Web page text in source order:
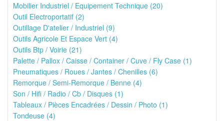
Mobilier Industriel / Equipement Technique (20)
Outil Electroportatif (2)
Outillage D'atelier / Industriel (9)
Outils Agricole Et Espace Vert (4)
Outils Btp / Voirie (21)
Palette / Pallox / Caisse / Container / Cuve / Fly Case (1)
Pneumatiques / Roues / Jantes / Chenilles (6)
Remorque / Semi-Remorque / Benne (4)
Son / Hifi / Radio / Cb / Disques (1)
Tableaux / Pièces Encadrées / Dessin / Photo (1)
Tondeuse (4)